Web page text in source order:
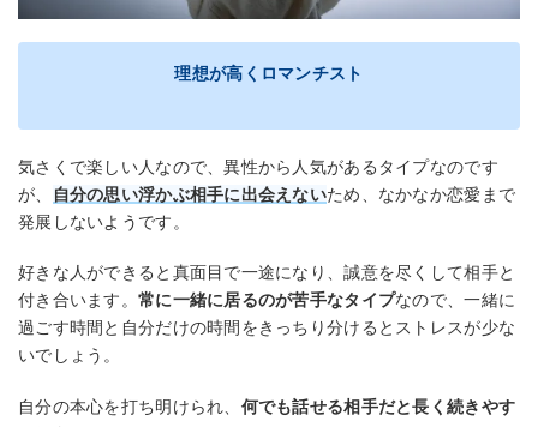
理想が高くロマンチスト
気さくで楽しい人なので、異性から人気があるタイプなのです
が、
自分の思い浮かぶ相手に出会えないため、なかなか恋愛まで
発展しないようです。
好きな人ができると真面目で一途になり、誠意を尽くして相手と
付き合います。 常に一緒に居るのが苦手なタイプなので、一緒に
過ごす時間と自分だけの時間をきっちり分けるとストレスが少な
いでしょう。
自分の本心を打ち明けられ、 何でも話せる相手だと長く続きやす